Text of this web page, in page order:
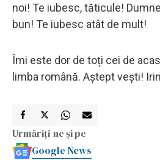
noi! Te iubesc, tăticule!
bun! Te iubesc atât de mult!
Îmi este dor de toți cei de
limba română. Aștept vești!
Urmăriți-ne și pe
Google News